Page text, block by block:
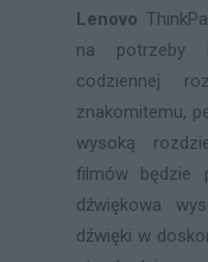
Lenovo
na potrzeby
codziennej
znakomitemu,
wysoką
filmów będzie
dźwiękowa
dźwięki w